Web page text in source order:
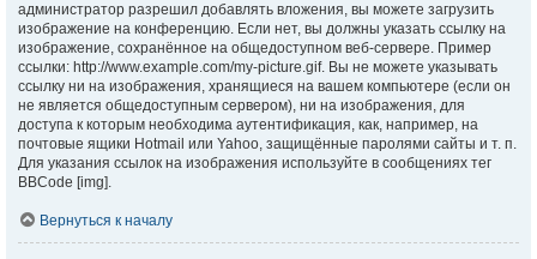
администратор разрешил добавлять вложения, вы можете загрузить
изображение на конференцию. Если нет, вы должны указать ссылку на
изображение, сохранённое на общедоступном веб-сервере. Пример
ссылки: http://www.example.com/my-picture.gif. Вы не можете указывать
ссылку ни на изображения, хранящиеся на вашем компьютере (если он
не является общедоступным сервером), ни на изображения, для
доступа к которым необходима аутентификация, как, например, на
почтовые ящики Hotmail или Yahoo, защищённые паролями сайты и т. п.
Для указания ссылок на изображения используйте в сообщениях тег
BBCode [img].
Вернуться к началу